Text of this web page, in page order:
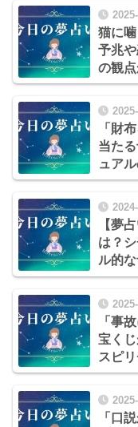
猫に
予兆
の観
「財
当た
ュア
【夢
は？
ル的
「事
宝く
スピ
「口